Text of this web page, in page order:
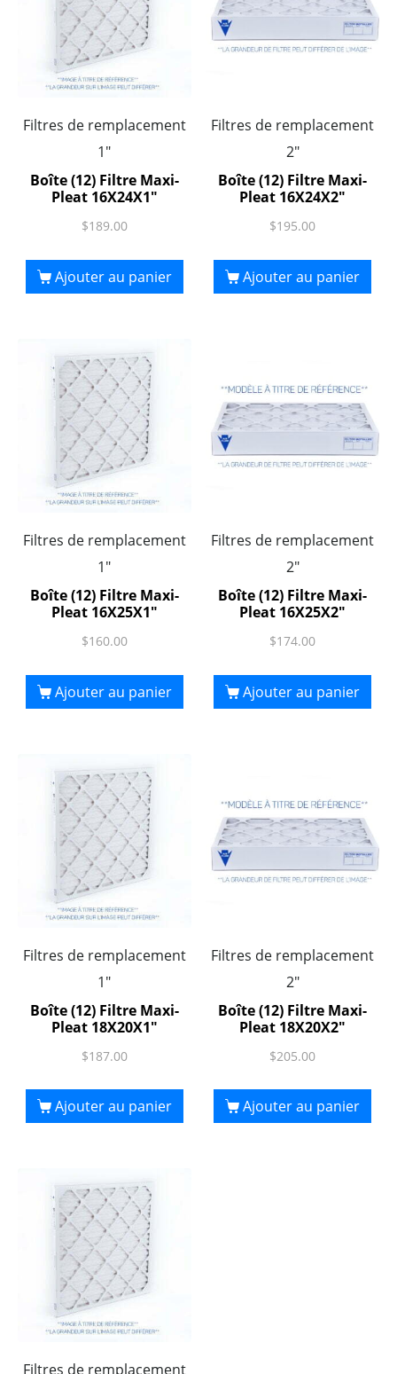
Filtres de remplacement
1"
Boîte (12) Filtre Maxi-
Pleat 16X24X1″
$189.00
Ajouter au panier
Filtres de remplacement
2"
Boîte (12) Filtre Maxi-
Pleat 16X24X2″
$195.00
Ajouter au panier
Filtres de remplacement
1"
Boîte (12) Filtre Maxi-
Pleat 16X25X1″
$160.00
Ajouter au panier
Filtres de remplacement
2"
Boîte (12) Filtre Maxi-
Pleat 16X25X2″
$174.00
Ajouter au panier
Filtres de remplacement
1"
Boîte (12) Filtre Maxi-
Pleat 18X20X1″
$187.00
Ajouter au panier
Filtres de remplacement
2"
Boîte (12) Filtre Maxi-
Pleat 18X20X2″
$205.00
Ajouter au panier
Filtres de remplacement